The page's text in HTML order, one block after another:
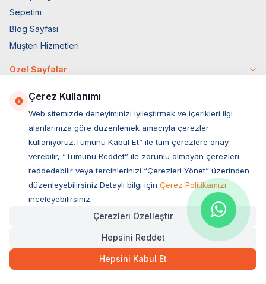
Sepetim
Blog Sayfası
Müşteri Hizmetleri
Özel Sayfalar
4 Ekim Özel
Markalar
Tüy Savaşları
Socar İş Birliği
İyzico İş Birliği
Mobil Uygulama
Çerez Kullanımı
Web sitemizde deneyiminizi iyileştirmek ve içerikleri ilgi
alanlarınıza göre düzenlemek amacıyla çerezler
kullanıyoruz.Tümünü Kabul Et” ile tüm çerezlere onay
verebilir, “Tümünü Reddet” ile zorunlu olmayan çerezleri
reddedebilir veya tercihlerinizi “Çerezleri Yönet” üzerinden
düzenleyebilirsiniz.Detaylı bilgi için Çerez Politikamızı
inceleyebilirsiniz.
Çerezleri Özelleştir
Hepsini Reddet
Hepsini Kabul Et